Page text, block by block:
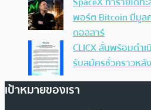
พอร์ต Bitcoin มีมูล
ดอลลาร์
CLICX ลั่นพร้อมด
รับสมัครชั่วคราวห
เป้าหมายของเรา